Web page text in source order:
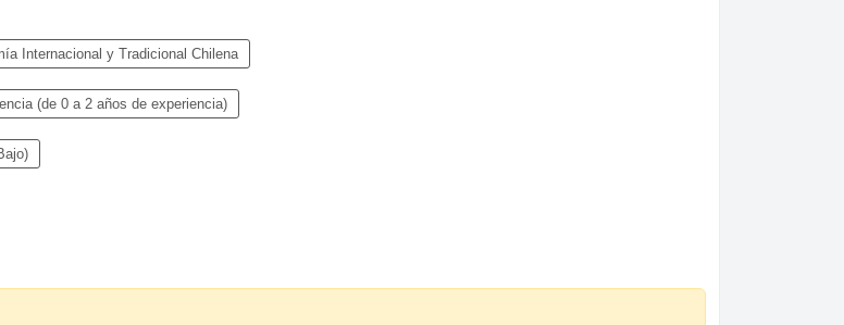
Internacional y Tradicional Chilena
(de 0 a 2 años de experiencia)